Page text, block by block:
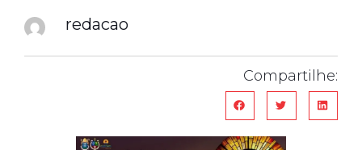
redacao
Compartilhe: